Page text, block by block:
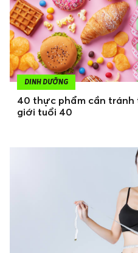
DINH DƯỠNG
40 thực phẩm cần
giới tuổi 40